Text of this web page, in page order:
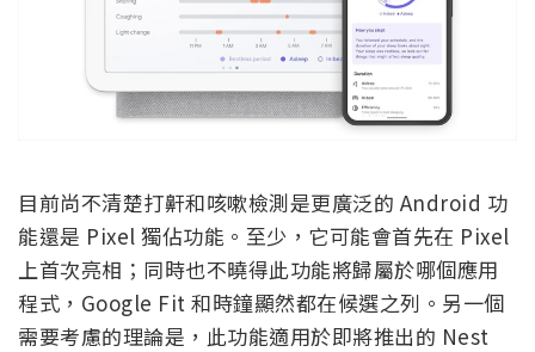
目前尚不清楚打鼾和咳嗽檢測是更廣泛的 Android 功
能還是 Pixel 獨佔功能。至少，它可能會首先在 Pixel
上首次亮相；同時也不曉得此功能將歸屬於哪個應用
程式，Google Fit 和時鐘顯然都在候選之列。另一個
需要考慮的理論是，此功能適用於即將推出的 Nest